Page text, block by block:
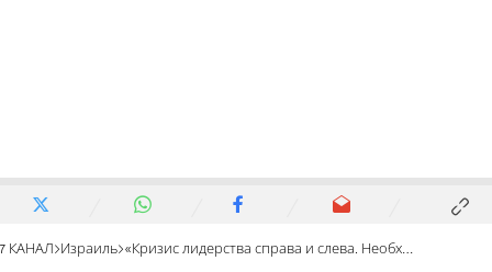
7 КАНАЛ Израиль «Кризис лидерства справа и слева. Необходимы перемены»